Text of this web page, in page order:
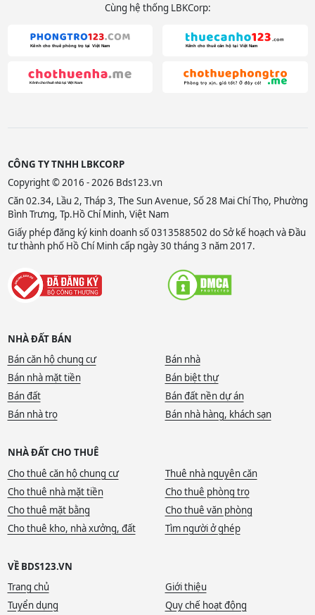
Cùng hệ thống LBKCorp:
CÔNG TY TNHH LBKCORP
Copyright © 2016 - 2026 Bds123.vn
Căn 02.34, Lầu 2, Tháp 3, The Sun Avenue, Số 28 Mai Chí Thọ, Phường
Bình Trưng, Tp.Hồ Chí Minh, Việt Nam
Giấy phép đăng ký kinh doanh số 0313588502 do Sở kế hoạch và Đầu
tư thành phố Hồ Chí Minh cấp ngày 30 tháng 3 năm 2017.
NHÀ ĐẤT BÁN
Bán căn hộ chung cư
Bán nhà
Bán nhà mặt tiền
Bán biệt thự
Bán đất
Bán đất nền dự án
Bán nhà trọ
Bán nhà hàng, khách sạn
NHÀ ĐẤT CHO THUÊ
Cho thuê căn hộ chung cư
Thuê nhà nguyên căn
Cho thuê nhà mặt tiền
Cho thuê phòng trọ
Cho thuê mặt bằng
Cho thuê văn phòng
Cho thuê kho, nhà xưởng, đất
Tìm người ở ghép
VỀ BDS123.VN
Trang chủ
Giới thiệu
Tuyển dụng
Quy chế hoạt động